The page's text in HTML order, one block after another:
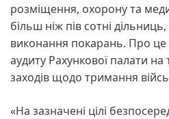
розміщення, охорону та
більш ніж пів сотні
виконання покарань. Про це
аудиту Рахункової палати на
заходів щодо тримання
«На зазначені цілі